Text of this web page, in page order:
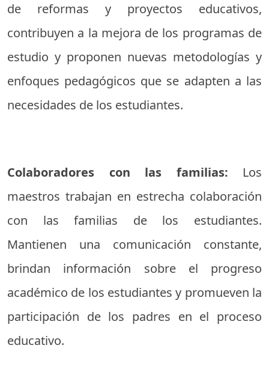
de reformas y proyectos educativos,
contribuyen a la mejora de los programas de
estudio y proponen nuevas metodologías y
enfoques pedagógicos que se adapten a las
necesidades de los estudiantes.
Colaboradores con las familias: Los
maestros trabajan en estrecha colaboración
con las familias de los estudiantes.
Mantienen una comunicación constante,
brindan información sobre el progreso
académico de los estudiantes y promueven la
participación de los padres en el proceso
educativo.